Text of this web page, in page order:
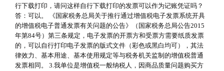
行下载打印，请问这样自行下载打印的发票可以作为记账凭证吗？
答：可以。 《国家税务总局关于推行通过增值税电子发票系统开具
的增值税电子普通发票有关问题的公告》（国家税务总局公告2015
年第84号）第三条规定，电子发票的开票方和受票方需要纸质发票
的，可以自行打印电子发票的版式文件（彩色或黑白均可），其法
律效力、基本用途、基本使用规定等与税务机关监制的增值税普通
发票相同。 3.我单位是增值税一般纳税人，因商品质量问题购买方